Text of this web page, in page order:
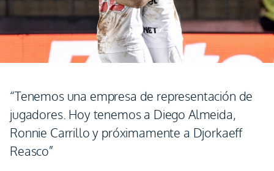
“Tenemos una empresa de representación de
jugadores. Hoy tenemos a Diego Almeida,
Ronnie Carrillo y próximamente a Djorkaeff
Reasco”